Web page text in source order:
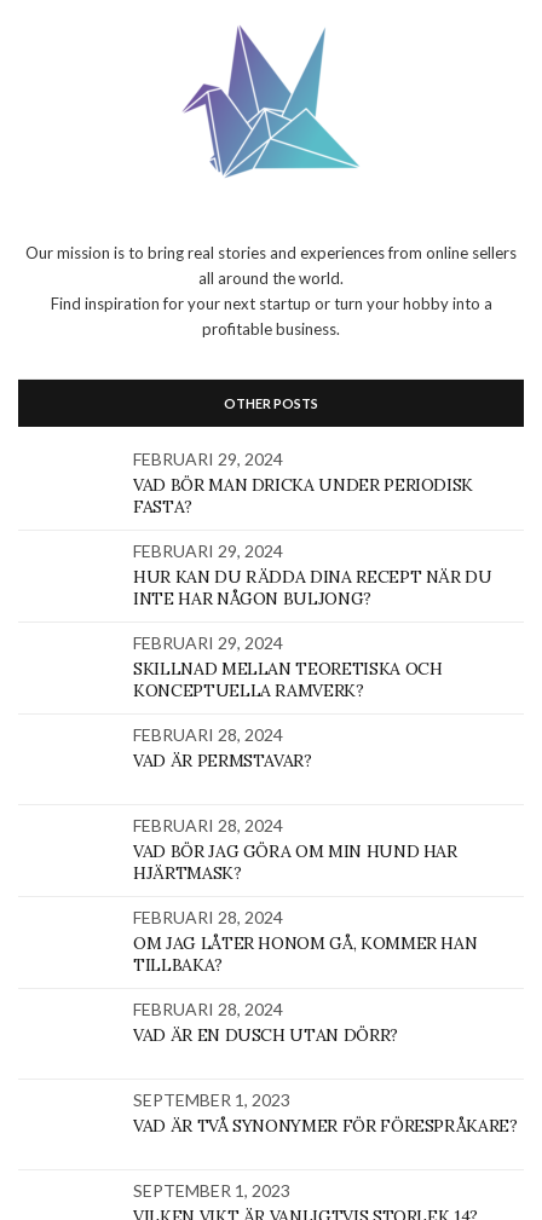
Our mission is to bring real stories and experiences from online sellers
all around the world.
Find inspiration for your next startup or turn your hobby into a
profitable business.
OTHER POSTS
FEBRUARI 29, 2024
VAD BÖR MAN DRICKA UNDER PERIODISK
FASTA?
FEBRUARI 29, 2024
HUR KAN DU RÄDDA DINA RECEPT NÄR DU
INTE HAR NÅGON BULJONG?
FEBRUARI 29, 2024
SKILLNAD MELLAN TEORETISKA OCH
KONCEPTUELLA RAMVERK?
FEBRUARI 28, 2024
VAD ÄR PERMSTAVAR?
FEBRUARI 28, 2024
VAD BÖR JAG GÖRA OM MIN HUND HAR
HJÄRTMASK?
FEBRUARI 28, 2024
OM JAG LÅTER HONOM GÅ, KOMMER HAN
TILLBAKA?
FEBRUARI 28, 2024
VAD ÄR EN DUSCH UTAN DÖRR?
SEPTEMBER 1, 2023
VAD ÄR TVÅ SYNONYMER FÖR FÖRESPRÅKARE?
SEPTEMBER 1, 2023